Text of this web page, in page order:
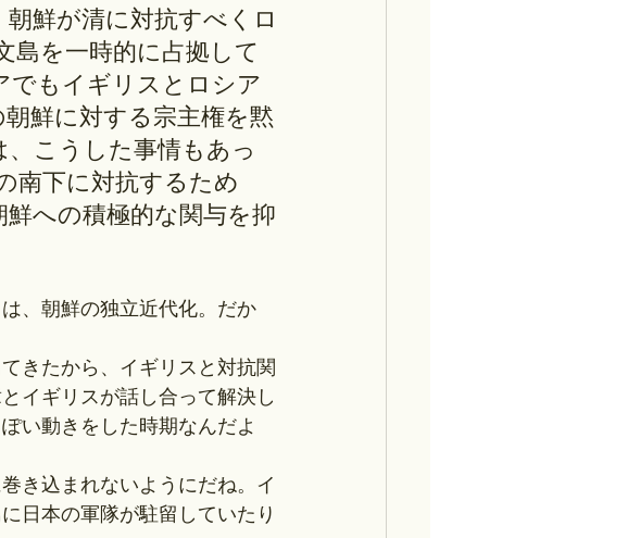
強会 歴史部通信
鮮が清に対抗すべくロ
島を一時的に占拠して
でもイギリスとロシア
鮮に対する宗主権を黙
こうした事情もあっ
南下に対抗するため
への積極的な関与を抑
、朝鮮の独立近代化。だか
きたから、イギリスと対抗関
イギリスが話し合って解決し
い動きをした時期なんだよ
き込まれないようにだね。イ
日本の軍隊が駐留していたり